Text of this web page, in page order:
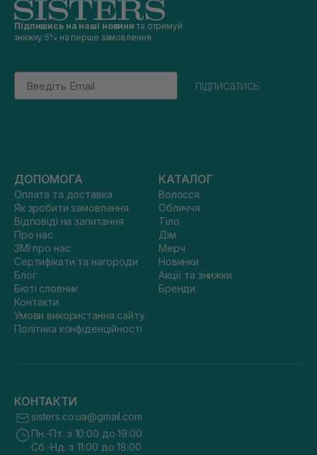
Підпишись на наші новини та отримуй
знижку 5% на перше замовлення
Email
підписатись
ДОПОМОГА
Оплата та доставка
Як зробити замовлення
Відповіді на запитання
Про нас
ЗМІ про нас
Сертифікати та нагороди
Блог
Бюті словник
Контакти
Умови використання сайту
Політика конфіденційності
КАТАЛОГ
Волосся
Обличчя
Тіло
Дім
Мерч
Новинки
Акції та знижки
Бренди
КОНТАКТИ
sisters.co.ua@gmail.com
Пн.-Пт. з 10:00 до 19:00
Сб.-Нд. з 11:00 до 18:00